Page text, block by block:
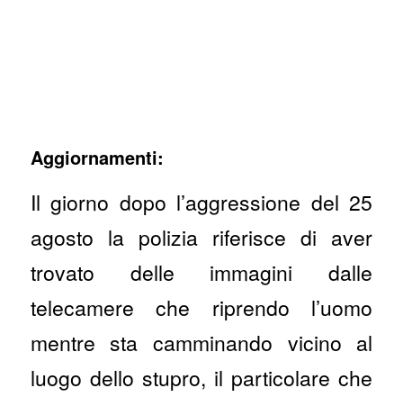
Aggiornamenti:
Il giorno dopo l’aggressione del 25
agosto la polizia riferisce di aver
trovato delle immagini dalle
telecamere che riprendo l’uomo
mentre sta camminando vicino al
luogo dello stupro, il particolare che